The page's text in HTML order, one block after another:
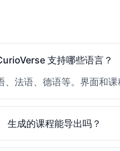
支持哪些语言？
法语、德语等。界面和课
生成的课程能导出吗？